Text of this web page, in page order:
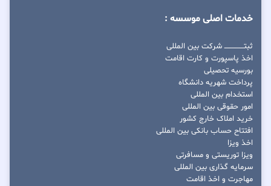
خدمات اصلی موسسه :
ثبتــــــــــــــــ شرکت بین المللی
اخذ پاسپورت و کارت اقامت
بورسیه تحصیلی
پرداخت شهریه دانشگاه
استخدام بین المللی
امور حقوقی بین المللی
خرید املاک خارج کشور
افتتاح حساب بانکی بین المللی
اخذ ویزا
ویزا توریستی و مسافرتی
سرمایه گذاری بین المللی
مهاجرت و اخذ اقامت